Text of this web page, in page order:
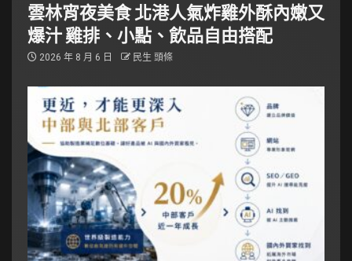
雲林宵夜美食 北港人氣炸雞外酥內嫩又
爆汁 雞排、小點、飲品自由搭配
2026 年 8 月 6 日 民生 頭條